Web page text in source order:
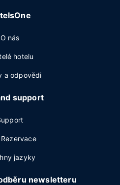
O nás
hotelu
a odpovědi
support
jazyky
newsletteru